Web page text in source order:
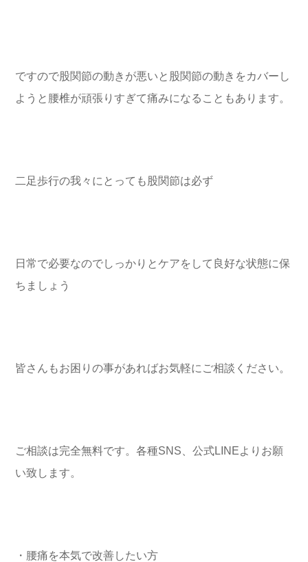
ですので股関節の動きが悪いと股関節の動きをカバーし
ようと腰椎が頑張りすぎて痛みになることもあります。
二足歩行の我々にとっても股関節は必ず
日常で必要なのでしっかりとケアをして良好な状態に保
ちましょう
皆さんもお困りの事があればお気軽にご相談ください。
ご相談は完全無料です。各種SNS、公式LINEよりお願
い致します。
・腰痛を本気で改善したい方